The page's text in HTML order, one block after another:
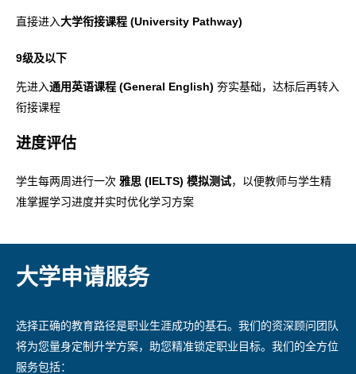
a
w
n
e
直接进入大学衔接课程 (University Pathway)
9级及以下
先进入通用英语课程 (General English) 夯实基础，达标后再转入
衔接课程
进度评估
学生每两周进行一次 雅思 (IELTS) 模拟测试，以便教师与学生精
准掌握学习进度并实时优化学习方案
大学申请服务
选择正确的教育路径是职业生涯成功的基石。我们的资深顾问团队
将为您量身定制升学方案，助您精准锁定职业目标。我们的全方位
服务包括：